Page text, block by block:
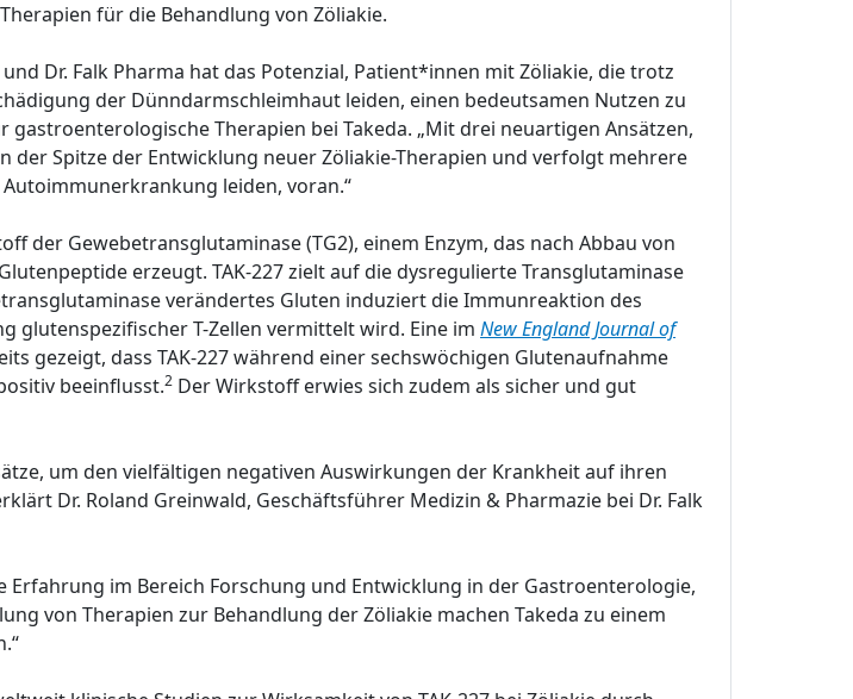
für die Behandlung von Zöliakie.
Dr. Falk Pharma hat das Potenzial, Patient*innen mit Zöliakie, die trotz
der Dünndarmschleimhaut leiden, einen bedeutsamen Nutzen zu
gastroenterologische Therapien bei Takeda. „Mit drei neuartigen Ansätzen,
Spitze der Entwicklung neuer Zöliakie-Therapien und verfolgt mehrere
leiden, voran.“
der Gewebetransglutaminase (TG2), einem Enzym, das nach Abbau von
erzeugt. TAK-227 zielt auf die dysregulierte Transglutaminase
verändertes Gluten induziert die Immunreaktion des
glutenspezifischer T-Zellen vermittelt wird. Eine im New England Journal of
gezeigt, dass TAK-227 während einer sechswöchigen Glutenaufnahme
beeinflusst.2 Der Wirkstoff erwies sich zudem als sicher und gut
um den vielfältigen negativen Auswirkungen der Krankheit auf ihren
Dr. Roland Greinwald, Geschäftsführer Medizin & Pharmazie bei Dr. Falk
im Bereich Forschung und Entwicklung in der Gastroenterologie,
von Therapien zur Behandlung der Zöliakie machen Takeda zu einem